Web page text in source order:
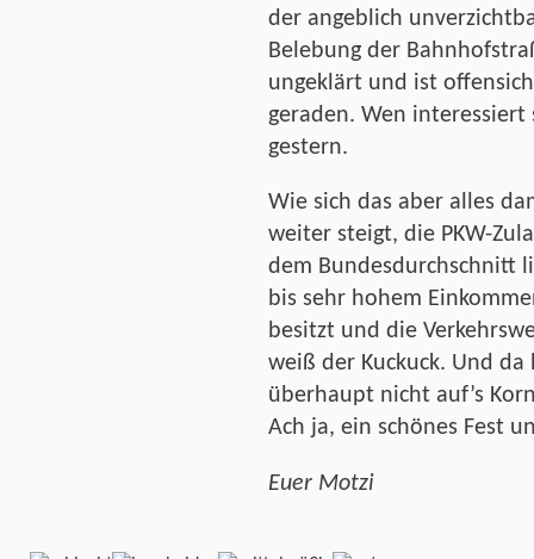
der angeblich
Belebung der
ungeklärt und ist
geraden. Wen interessiert
gestern.
Wie sich das aber alles
weiter steigt, die PKW-
dem Bundesdurchschnitt
bis sehr hohem
besitzt und die
weiß der Kuckuck. Und
überhaupt nicht auf’s
Ach ja, ein schönes Fest
Euer Motzi